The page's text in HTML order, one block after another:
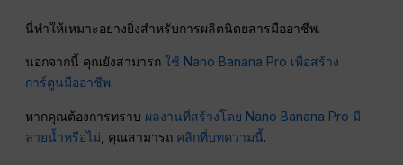
นี่ทำให้เหมาะอย่างยิ่งสำหรับการผลิตนิตยสารมืออาชีพ.
นอกจากนี้ คุณยังสามารถใช้ Nano Banana Pro เพื่อสร้าง
การ์ตูนมืออาชีพ.
หากคุณต้องการทราบ ผลงานที่สร้างโดย Nano Banana Pro มี
ลายน้ำหรือไม่ , คุณสามารถ คลิกที่บทความนี้.